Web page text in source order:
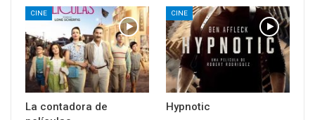
CINE
La contadora de
CINE
Hypnotic